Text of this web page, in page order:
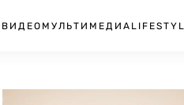
ВИДЕО МУЛЬТИМЕДИА